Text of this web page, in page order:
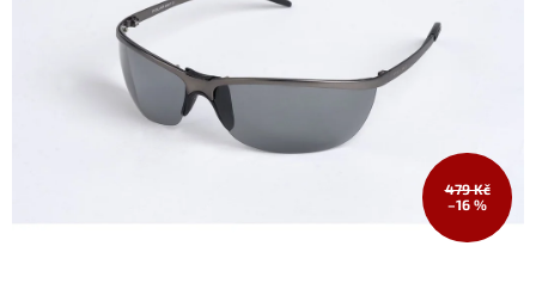
479 Kč
–16 %